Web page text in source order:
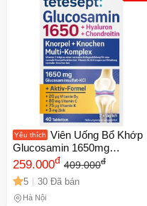
Yêu thích
Viên Uống Bổ Khớp
Glucosamin 1650mg
Tetesept - Hãng Đức, Giảm
Đau Khớp, Tái Tạo Sụn, 40
Viên Hỗ Trợ Xương Khớp
Khỏe Mạnh
259.000đ 409.000đ
5 30 Đã bán
Hà Nội